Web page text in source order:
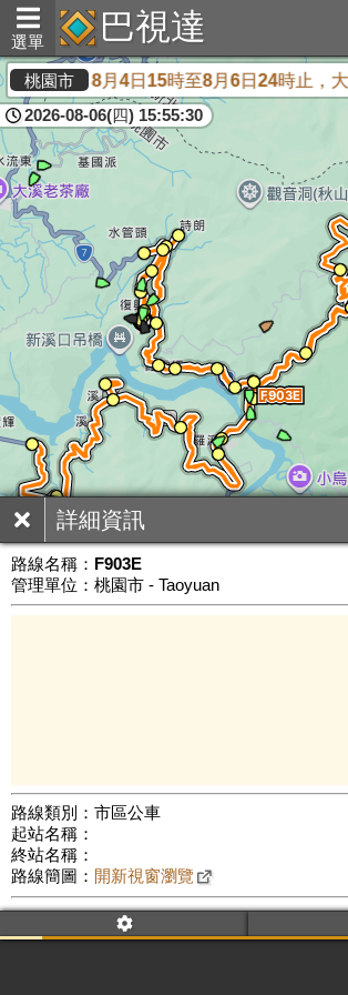
選單 巴視達
詳細資訊
路線名稱： F903E
管理單位：桃園市 - Taoyuan
路線類別：市區公車
起站名稱：
終站名稱：
路線簡圖： 開新視窗瀏覽
附屬名稱：F903E
去返程：返程
桃園市
自115年8月4日15時至8月6日24時止
2026-08-06(四) 15:55:30
公車數量: 累計7955、上線6818